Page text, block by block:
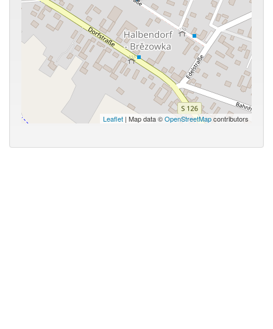
Leaflet | Map data ©OpenStreetMapcontributors